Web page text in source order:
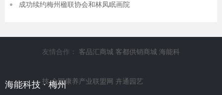
成功续约梅州楹联协会和林凤眠画院​
友情合作： 客品汇商城 客都供销商城 海能科
技 全国康养产业联盟网 卉通园艺
海能科技 · 梅州